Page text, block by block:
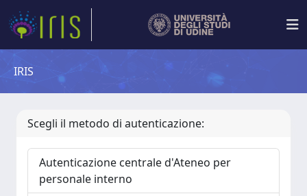
IRIS
Scegli il metodo di autenticazione:
Autenticazione centrale d'Ateneo per
personale interno